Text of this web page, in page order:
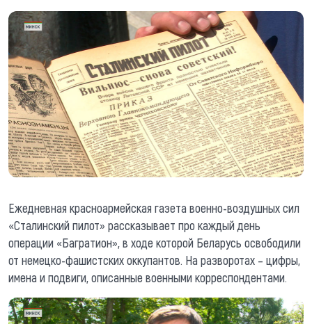
Ежедневная красноармейская газета военно-воздушных сил
«Сталинский пилот» рассказывает про каждый день
операции «Багратион», в ходе которой Беларусь освободили
от немецко-фашистских оккупантов. На разворотах – цифры,
имена и подвиги, описанные военными корреспондентами.